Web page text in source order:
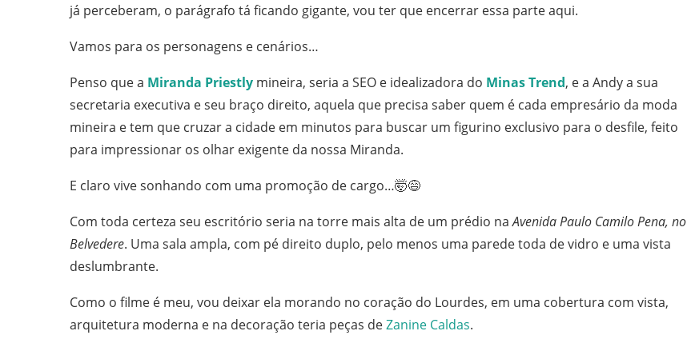
já perceberam, o parágrafo tá ficando gigante, vou ter que encerrar essa parte aqui.
Vamos para os personagens e cenários…
Penso que a Miranda Priestly mineira, seria a SEO e idealizadora do Minas Trend, e a Andy a sua
secretaria executiva e seu braço direito, aquela que precisa saber quem é cada empresário da moda
mineira e tem que cruzar a cidade em minutos para buscar um figurino exclusivo para o desfile, feito
para impressionar os olhar exigente da nossa Miranda.
E claro vive sonhando com uma promoção de cargo…🤯😅
Com toda certeza seu escritório seria na torre mais alta de um prédio naAvenida Paulo Camilo Pena, no
Belvedere. Uma sala ampla, com pé direito duplo, pelo menos uma parede toda de vidro e uma vista
deslumbrante.
Como o filme é meu, vou deixar ela morando no coração do Lourdes, em uma cobertura com vista,
arquitetura moderna e na decoração teria peças deZanine Caldas.